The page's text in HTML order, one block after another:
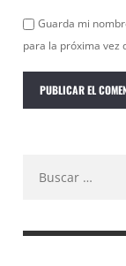
Guarda mi
para la próxima vez